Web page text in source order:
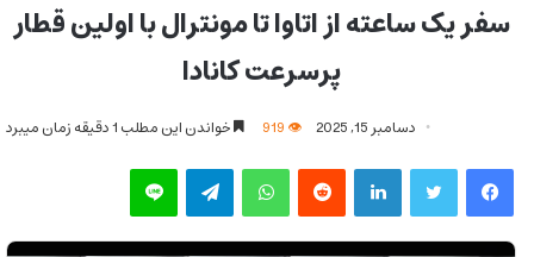
سفر یک ساعته از اتاوا تا مونترال با اولین قطار
پرسرعت کانادا
دسامبر 15, 2025 خواندن این مطلب 1 دقیقه زمان میبرد
فیس بوک توییتر لینکدین‫رددیت واتس آپ تلگرام لاین